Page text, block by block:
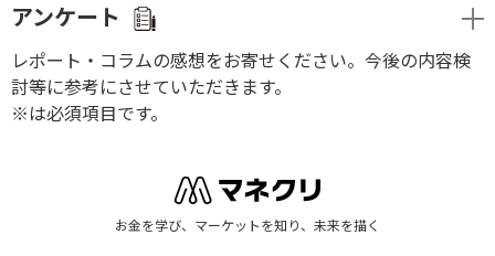
アンケート
レポート・コラムの感想をお寄せください。今後の内容検
討等に参考にさせていただきます。
※は必須項目です。
お金を学び、マーケットを知り、未来を描く